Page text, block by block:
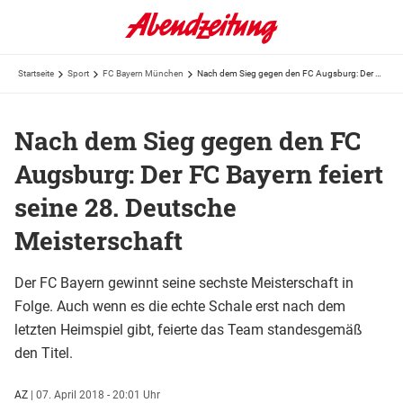
Startseite Sport FC Bayern München
Nach dem Sieg gegen den FC
Augsburg: Der FC Bayern feiert
seine 28. Deutsche
Meisterschaft
Der FC Bayern gewinnt seine sechste Meisterschaft in
Folge. Auch wenn es die echte Schale erst nach dem
letzten Heimspiel gibt, feierte das Team standesgemäß
den Titel.
AZ | 07. April 2018 - 20:01 Uhr